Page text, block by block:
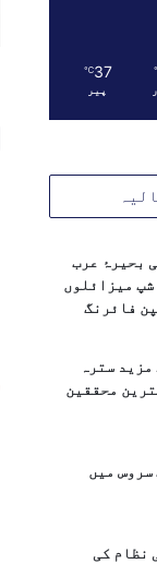
37
℃
پیر
بحیرۂ عرب
میزائلوں
فائرنگ
سترہ
محققین
سروس میں
نظام کی